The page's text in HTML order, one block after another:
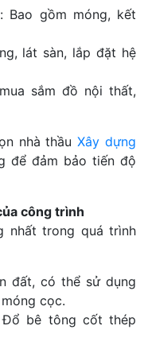
Bao gồm móng, kết
lát sàn, lắp đặt hệ
sắm đồ nội thất,
nhà thầuXây dựng
để đảm bảo tiến độ
công trình
nhất trong quá trình
đất, có thể sử dụng
cọc.
Đổ bê tông cốt thép